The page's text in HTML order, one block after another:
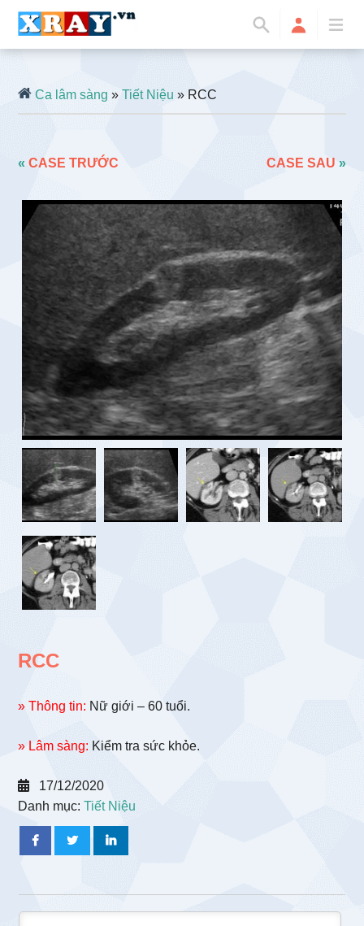
Ca lâm sàng »Tiết Niệu » RCC
«CASE TRƯỚC CASE SAU »
RCC
» Thông tin: Nữ giới – 60 tuổi.
» Lâm sàng: Kiểm tra sức khỏe.
17/12/2020
Danh mục:Tiết Niệu